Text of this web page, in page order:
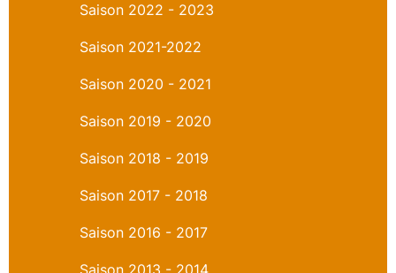
Saison 2022 - 2023
Saison 2021-2022
Saison 2020 - 2021
Saison 2019 - 2020
Saison 2018 - 2019
Saison 2017 - 2018
Saison 2016 - 2017
Saison 2013 - 2014